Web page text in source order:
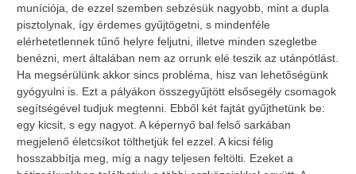
muníciója, de ezzel szemben sebzésük nagyobb, mint a dupla
pisztolynak, így érdemes gyűjtögetni, s mindenféle
elérhetetlennek tűnő helyre feljutni, illetve minden szegletbe
benézni, mert általában nem az orrunk elé teszik az utánpótlást.
Ha megsérülünk akkor sincs probléma, hisz van lehetőségünk
gyógyulni is. Ezt a pályákon összegyűjtött elsősegély csomagok
segítségével tudjuk megtenni. Ebből két fajtát gyűjthetünk be:
egy kicsit, s egy nagyot. A képernyő bal felső sarkában
megjelenő életcsíkot tölthetjük fel ezzel. A kicsi félig
hosszabbítja meg, míg a nagy teljesen feltölti. Ezeket a